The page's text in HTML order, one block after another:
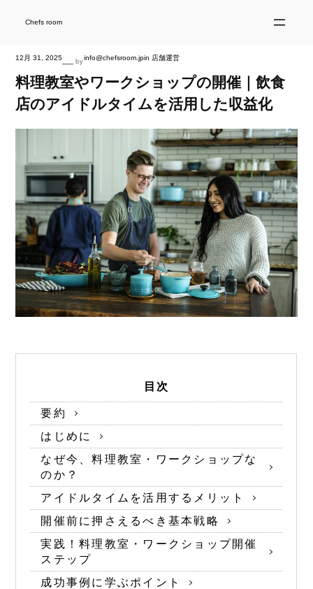
Chefs room
12月 31, 2025— byinfo@chefsroom.jpin 店舗運営
料理教室やワークショップの開催｜飲食
店のアイドルタイムを活用した収益化
目次
要約
はじめに
なぜ今、料理教室・ワークショップな
のか？
アイドルタイムを活用するメリット
開催前に押さえるべき基本戦略
実践！料理教室・ワークショップ開催
ステップ
成功事例に学ぶポイント